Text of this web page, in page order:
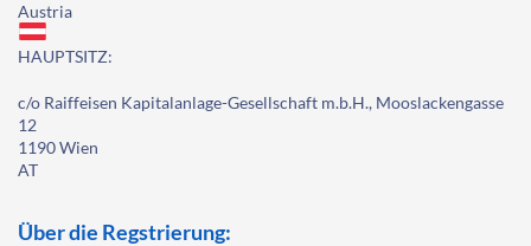
Austria
HAUPTSITZ:
c/o Raiffeisen Kapitalanlage-Gesellschaft m.b.H., Mooslackengasse
12
1190 Wien
AT
Über die Regstrierung: